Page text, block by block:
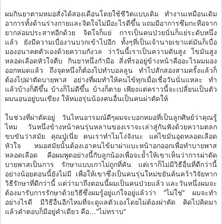
ผมกินยาตามหมอสั่งได้สองเดือนโดยใช้ชีวิตแบบเดิม ทำงานเหมือนเดิม
อาการทั้งด้านร่างกายและจิตใจไม่มีอะไรดีขึ้น แถมมีอาการซึมกะทือจาก
ยากล่อมประสาทอีกด้วย จิตใจก็แย่ การเป็นคนป่วยนั่นก็แย่ระดับหนึ่ง
แล้ว ยังมีความเบื่องานบวกเข้าไปอีก ทั้งๆที่เป็นเจ้านายเขาแต่มันก็เบื่อ
มองอนาคตตัวเองด้วยความกังวล ว่าวันนี้เราเป็นความดันสูง ไขมันสูง
หลอดเลือดหัวใจตีบ กินยาหนึ่งกำมือ สิ่งที่รออยู่ข้างหน้าคืออะไรผมมอง
ออกหมดแล้ว ถึงจุดหนึ่งก็ต้องไปทำบอลลูน ทำไปสักสองสามครั้งแล้วก็
ต้องไปผ่าตัดบายพาส อย่างที่ผมทำให้คนไข้ทุกเมื่อเชื่อวันนั่นแหละ ทำ
แล้วบ้างก็ดีขึ้น บ้างก็ไม่ดีขึ้น บ้างก็ตาย เพียงแต่คราวนี้จะเปลี่ยนเป็นตัว
ผมนอนอยู่บนเขียง ให้หมอรุ่นน้องคนอื่นเป็นคนผ่าตัดให้
ในช่วงที่ผ่าตัดอยู่ วันไหนอารมณ์ดีๆผมจะบอกหมอที่เป็นลูกศิษย์ว่าคุณรู้
ไหม วันหนึ่งข้างหน้าคนรุ่นหลานของเราจะเล่าสู่กันฟังด้วยความตลก
ขบขันว่าสมัย คุณปู่เนี่ย คนเราทำไมโง่จังนะ แค่ไขมันอุดหลอดเลือด
หัวใจ หมอสมัยนั้นต้องเอาคนไข้มาผ่าแบะหน้าอกออกเพื่อทำบายพาส
หลอดเลือด คือผมพูดอย่างนี้กับลูกน้องเพื่อจะย้ำให้เขาเห็นว่าการผ่าตัด
บายพาสเป็นการ รักษาแบบเกาไม่ถูกที่คัน แต่เราก็ไม่มีวิธีอื่นที่ดีกว่านี้
อย่างน้อยตอนนี้ยังไม่มี เพื่อให้เขาซึ่งเป็นคนรุ่นใหม่ขยันค้นคว้าวิจัยหาก
วิธีรักษาที่ดีกว่านี้ แต่ว่ามาถึงตอนนี้ผมเป็นคนป่วยแล้ว และวันหนึ่งผมจะ
ต้องมารับการรักษาด้วยวิธีซึ่งผมรู้อยู่แก่ใจอยู่แล้วว่า "ไม่ใช่" ผมจะทำ
อย่างไรดี มีวิธีอื่นอีกไหมที่จะดูแลตัวเองโดยไม่ต้องผ่าตัด คิดไปคิดมา
แล้วคำตอบก็มีอยู่คำเดียว คือ…"ไม่ทราบ"